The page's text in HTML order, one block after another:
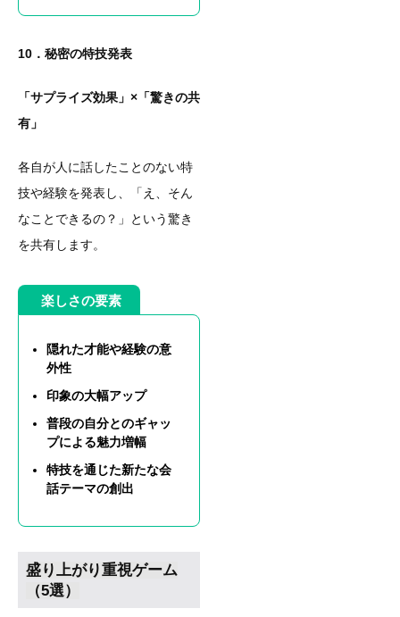
10．秘密の特技発表
「サプライズ効果」×「驚きの共
有」
各自が人に話したことのない特
技や経験を発表し、「え、そん
なことできるの？」という驚き
を共有します。
楽しさの要素
隠れた才能や経験の意
外性
印象の大幅アップ
普段の自分とのギャッ
プによる魅力増幅
特技を通じた新たな会
話テーマの創出
盛り上がり重視ゲーム
（5選）